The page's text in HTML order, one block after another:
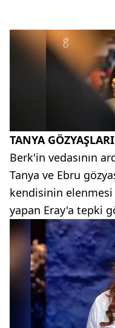
TANYA
Berk'in vedasının
Tanya ve Ebru
kendisinin elenmesi
yapan Eray'a tepki